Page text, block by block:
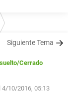
Siguiente Tema
/Cerrado
4/10/2016, 05:13